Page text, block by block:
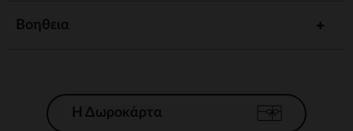
Βοηθεια
Η Δωροκάρτα